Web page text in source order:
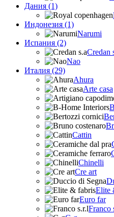
Дания (1)
Индонезия (1)
Narumi
Испания (2)
Credan
Nao
Италия (29)
Ahura
Arte casa
Cattin
Chinelli
Cre art
Elite
Euro far
Franco